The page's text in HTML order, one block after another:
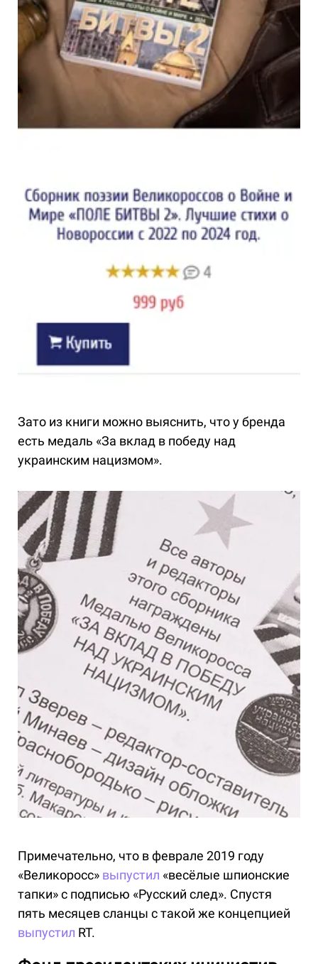
Зато из книги можно выяснить, что у бренда
есть медаль «За вклад в победу над
украинским нацизмом».
Примечательно, что в феврале 2019 году
«Великоросс» выпустил «весёлые шпионские
тапки» с подписью «Русский след». Спустя
пять месяцев сланцы с такой же концепцией
выпустил RT.